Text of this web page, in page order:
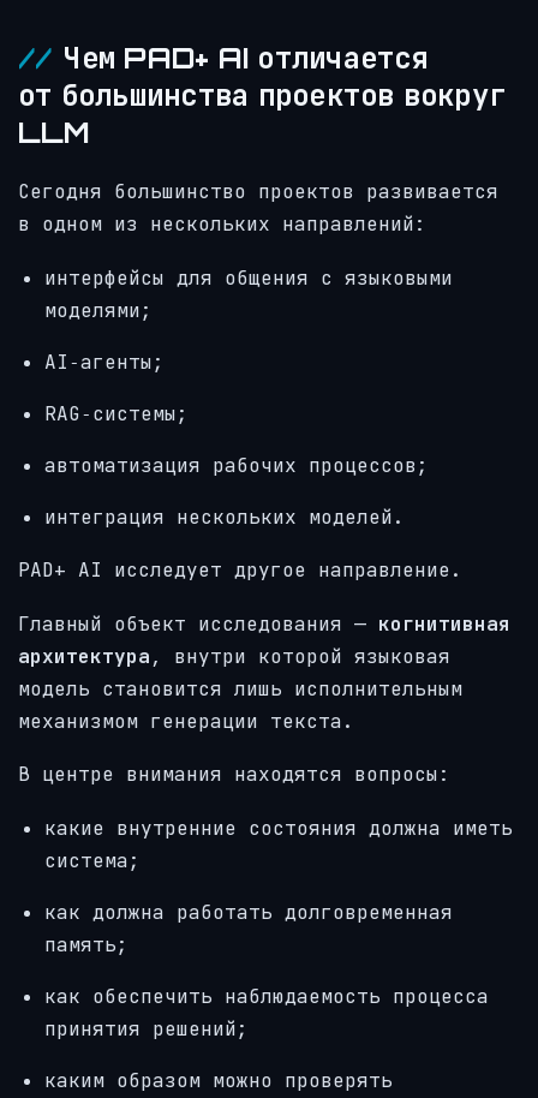
Чем PAD+ AI отличается
от большинства проектов вокруг
LLM
Сегодня большинство проектов развивается
в одном из нескольких направлений:
интерфейсы для общения с языковыми
моделями;
AI‑агенты;
RAG‑системы;
автоматизация рабочих процессов;
интеграция нескольких моделей.
PAD+ AI исследует другое направление.
Главный объект исследования — когнитивная
архитектура, внутри которой языковая
модель становится лишь исполнительным
механизмом генерации текста.
В центре внимания находятся вопросы:
какие внутренние состояния должна иметь
система;
как должна работать долговременная
память;
как обеспечить наблюдаемость процесса
принятия решений;
каким образом можно проверять